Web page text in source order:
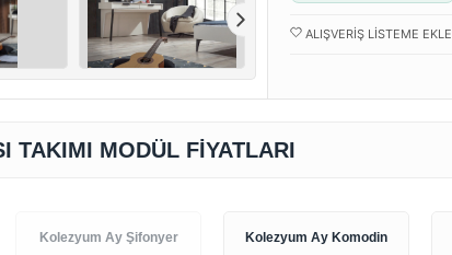
ALIŞVERIŞ LISTEME EKLE
TAKIMI MODÜL FIYATLARI
Kolezyum Ay Şifonyer Kolezyum Ay Komodin